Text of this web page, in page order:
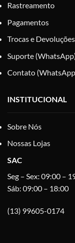
Rastreamento
Pagamentos
Trocas e Devoluções
Suporte
Contato
INSTITUCIONAL
Sobre Nós
Nossas Lojas
SAC
Seg – Sex: 09:00 –
Sáb: 09:00 – 18:00
(13) 99605-0174